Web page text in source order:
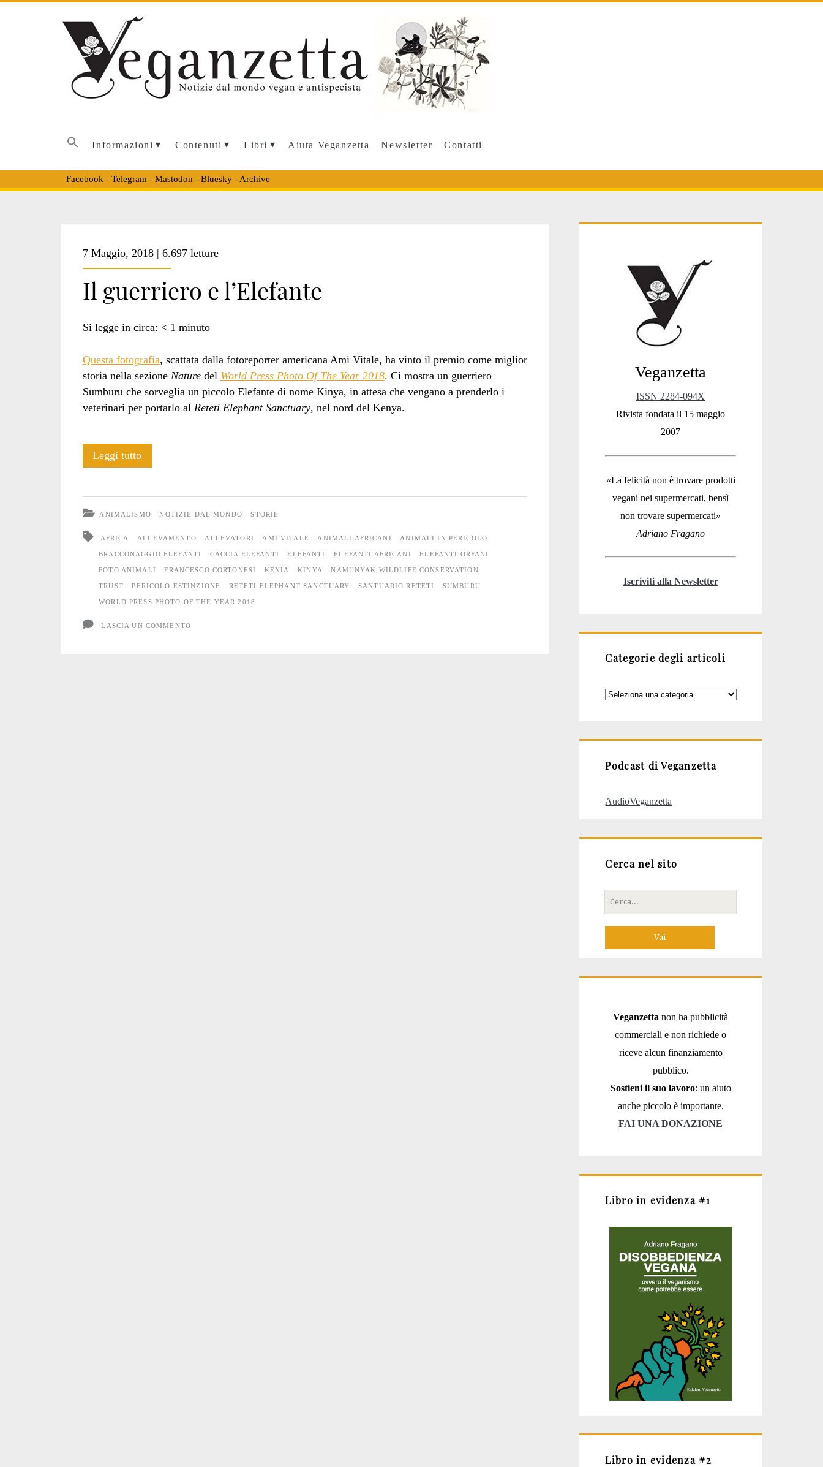
Informazioni Contenuti Libri Aiuta Veganzetta Newsletter Contatti
Facebook - Telegram - Mastodon - Bluesky- Archive
<span>Reteti
Elephant
Sanctuary</span>
7 Maggio, 2018 | 6.697 letture
Il guerriero e l’Elefante
Si legge in circa: < 1 minuto
Questa fotografia, scattata dalla fotoreporter americana Ami Vitale, ha vinto il premio come miglior
storia nella sezione Naturedel World Press Photo Of The Year 2018. Ci mostra un guerriero
Sumburu che sorveglia un piccolo Elefante di nome Kinya, in attesa che vengano a prenderlo i
veterinari per portarlo al Reteti Elephant Sanctuary, nel nord del Kenya.
Leggi tuttoIl
ANIMALISMO NOTIZIE DAL MONDO STORIE
AFRICA ALLEVAMENTO ALLEVATORI AMI VITALE ANIMALI AFRICANI ANIMALI IN PERICOLO
BRACCONAGGIO ELEFANTI CACCIA ELEFANTI ELEFANTI ELEFANTI AFRICANI ELEFANTI ORFANI
FOTO ANIMALI FRANCESCO CORTONESI KENIA KINYA NAMUNYAK WILDLIFE CONSERVATION
TRUST PERICOLO ESTINZIONE RETETI ELEPHANT SANCTUARY SANTUARIO RETETI SUMBURU
WORLD PRESS PHOTO OF THE YEAR 2018
LASCIA UN COMMENTO
Sidebar
Veganzetta
ISSN 2284-094X
Rivista fondata il 15 maggio
2007
«La felicità non è trovare prodotti
vegani nei supermercati, bensì
non trovare supermercati»
Adriano Fragano
Iscriviti alla Newsletter
Categorie degli articoli
Categorie
Podcast di Veganzetta
AudioVeganzetta
Cerca nel sito
Cerca
per:
Veganzetta non ha pubblicità
commerciali e non richiede o
riceve alcun finanziamento
pubblico.
Sostieni il suo lavoro: un aiuto
anche piccolo è importante.
FAI UNA DONAZIONE
Libro in evidenza #1
Libro in evidenza #2